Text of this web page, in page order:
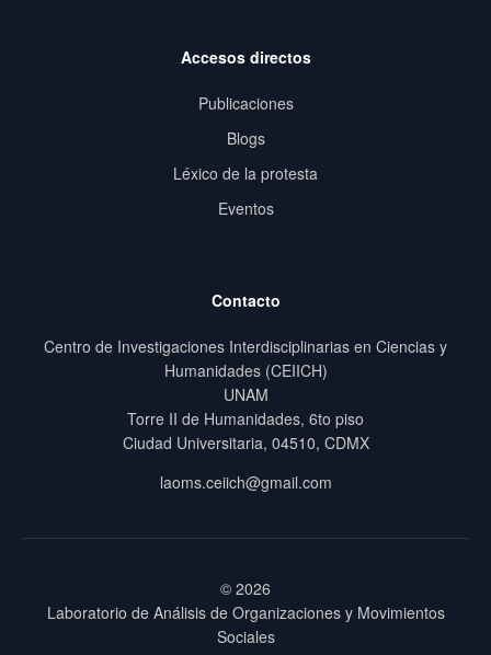
Accesos directos
Publicaciones
Blogs
Léxico de la protesta
Eventos
Contacto
Centro de Investigaciones Interdisciplinarias en Ciencias y
Humanidades (CEIICH)
UNAM
Torre II de Humanidades, 6to piso
Ciudad Universitaria, 04510, CDMX
laoms.ceiich@gmail.com
© 2026
Laboratorio de Análisis de Organizaciones y Movimientos
Sociales